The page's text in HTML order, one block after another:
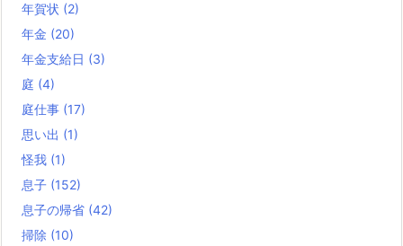
年賀状 (2)
年金 (20)
年金支給日 (3)
庭 (4)
庭仕事 (17)
思い出 (1)
怪我 (1)
息子 (152)
息子の帰省 (42)
掃除 (10)